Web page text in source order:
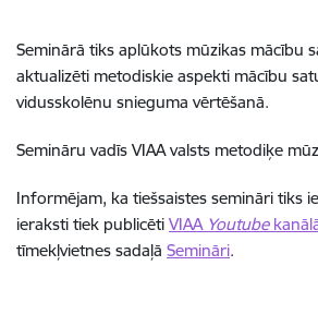
Seminārā tiks aplūkots mūzikas mācību
aktualizēti metodiskie aspekti mācību
vidusskolēnu snieguma vērtēšanā.
Semināru vadīs VIAA valsts metodiķe
Informējam, ka tiešsaistes semināri tiks
ieraksti tiek publicēti VIAA Youtube
tīmekļvietnes sadaļā Semināri.